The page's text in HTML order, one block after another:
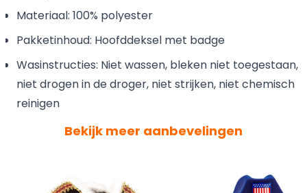
Materiaal: 100% polyester
Pakketinhoud: Hoofddeksel met badge
Wasinstructies: Niet wassen, bleken niet toegestaan,
niet drogen in de droger, niet strijken, niet chemisch
reinigen
Bekijk meer aanbevelingen